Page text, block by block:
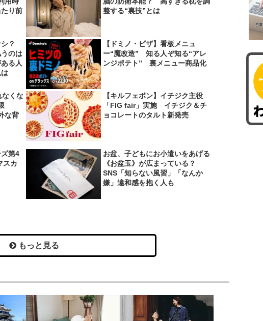
り前
整する“裏技”とは
シ？
のは
る人
【ドミノ・ピザ】看板メニュ
ー“魔改造” 知る人ぞ知る“アレ
ンジポテト” 裏メニュー商品化
なくな
な背
【キルフェボン】イチジク主役
「FIG fair」実施 イチジク＆チ
ョコレートのタルト新発売
第4
スカ
お盆、子どもにお小遣いをあげる
《お盆玉》が広まっている？
SNS「知らない風習」「なんか
嫌」違和感を抱く人も
もっと見る